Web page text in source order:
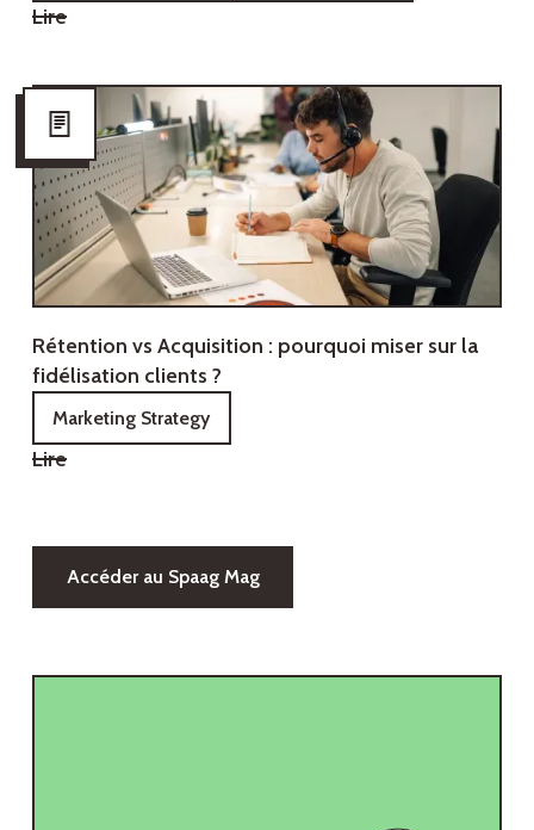
Lire
Rétention vs Acquisition : pourquoi miser sur la
fidélisation clients ?
Marketing Strategy
Lire
Accéder au Spaag Mag